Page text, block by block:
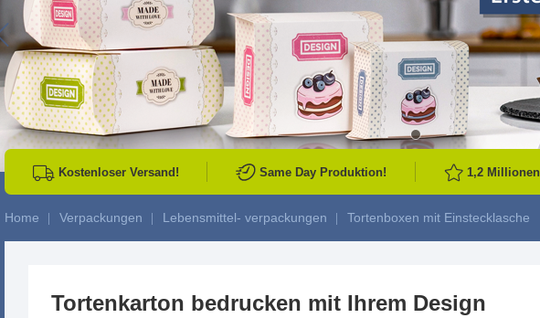
Go to Previous Slide
Kostenloser Versand! Same Day Produktion! 1,2
Home Verpackungen Lebensmittel- verpackungen Tortenboxen mit Einstecklasche
Tortenkarton bedrucken mit Ihrem Design